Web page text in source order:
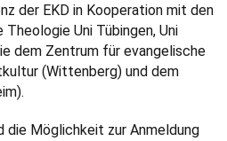
der EKD in Kooperation mit den
Uni Tübingen, Uni
dem Zentrum für evangelische
(Wittenberg) und dem
die Möglichkeit zur Anmeldung